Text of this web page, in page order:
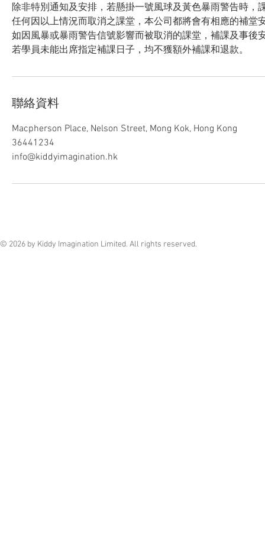
除非特別通知及安排，若懸掛一號風球及黃色暴雨警告時，
任何因以上情況而取消之課堂，本公司都將會有相應的補堂
如因風暴或暴雨警告信號影響而被取消的課堂，補課及事後
若學員未能出席指定補課日子，均不獲額外補課和退款。
聯絡資料
Macpherson Place, Nelson Street, Mong Kok, Hong Kong
36441234
info@kiddyimagination.hk
© 2026 by Kiddy Imagination Limited. All rights reserved.